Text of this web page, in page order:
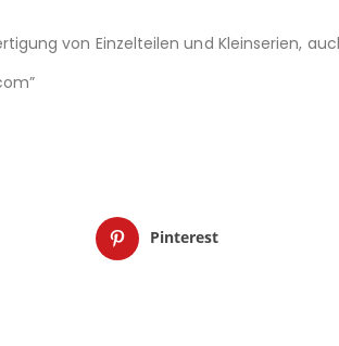
von Einzelteilen und Kleinserien,
Pinterest